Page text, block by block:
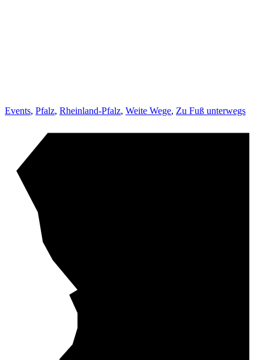
Events, Pfalz, Rheinland-Pfalz, Weite Wege, Zu Fuß unterwegs